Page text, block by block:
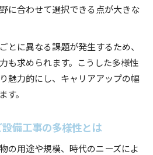
に合わせて選択できる点が大きな
とに異なる課題が発生するため、
も求められます。こうした多様性
魅力的にし、キャリアアップの幅
。
備工事の多様性とは
の用途や規模、時代のニーズによ